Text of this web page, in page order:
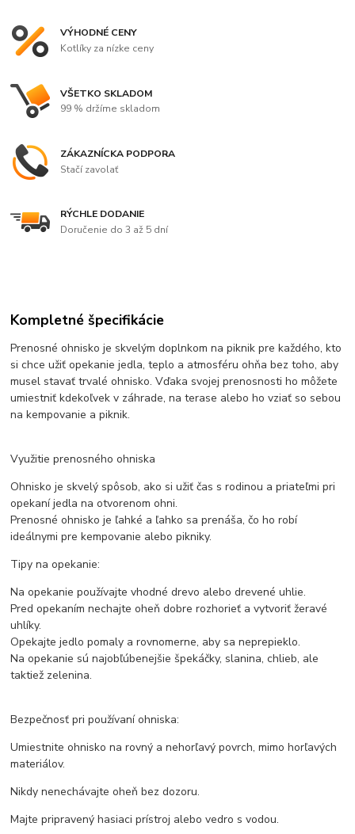
VÝHODNÉ CENY
Kotlíky za nízke ceny
VŠETKO SKLADOM
99 % držíme skladom
ZÁKAZNÍCKA PODPORA
Stačí zavolať
RÝCHLE DODANIE
Doručenie do 3 až 5 dní
Kompletné špecifikácie
Prenosné ohnisko je skvelým doplnkom na piknik pre každého, kto
si chce užiť opekanie jedla, teplo a atmosféru ohňa bez toho, aby
musel stavať trvalé ohnisko. Vďaka svojej prenosnosti ho môžete
umiestniť kdekoľvek v záhrade, na terase alebo ho vziať so sebou
na kempovanie a piknik.
Využitie prenosného ohniska
Ohnisko je skvelý spôsob, ako si užiť čas s rodinou a priateľmi pri
opekaní jedla na otvorenom ohni.
Prenosné ohnisko je ľahké a ľahko sa prenáša, čo ho robí
ideálnymi pre kempovanie alebo pikniky.
Tipy na opekanie:
Na opekanie používajte vhodné drevo alebo drevené uhlie.
Pred opekaním nechajte oheň dobre rozhorieť a vytvoriť žeravé
uhlíky.
Opekajte jedlo pomaly a rovnomerne, aby sa neprepieklo.
Na opekanie sú najobľúbenejšie špekáčky, slanina, chlieb, ale
taktiež zelenina.
Bezpečnosť pri používaní ohniska:
Umiestnite ohnisko na rovný a nehorľavý povrch, mimo horľavých
materiálov.
Nikdy nenechávajte oheň bez dozoru.
Majte pripravený hasiaci prístroj alebo vedro s vodou.